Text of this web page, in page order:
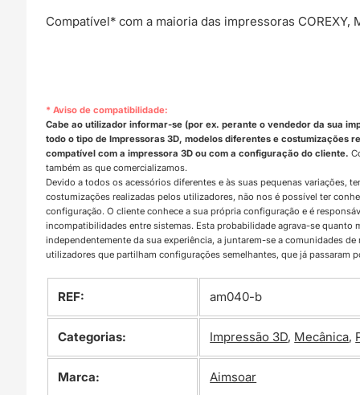
Compatível* com a maioria das impressoras
* Aviso de compatibilidade:
Cabe ao utilizador informar-se (por ex. perante o vendedor da sua
todo o tipo de Impressoras 3D, modelos diferentes e costumizações
compatível com a impressora 3D ou com a configuração do cliente.
também as que comercializamos.
Devido a todos os acessórios diferentes e às suas pequenas variações,
costumizações realizadas pelos utilizadores, não nos é possível ter
configuração. O cliente conhece a sua própria configuração e é
incompatibilidades entre sistemas. Esta probabilidade agrava-se
independentemente da sua experiência, a juntarem-se a comunidades
utilizadores que partilham configurações semelhantes, que já passaram
REF: am040-b
Categorias: Impressão 3D, Mecânica,
Marca: Aimsoar